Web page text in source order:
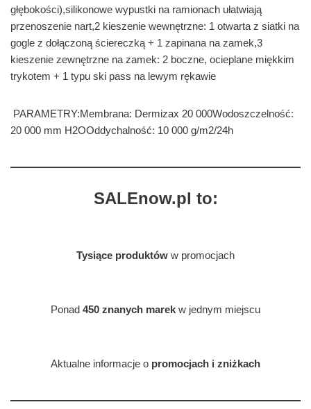
głębokości),silikonowe wypustki na ramionach ułatwiają
przenoszenie nart,2 kieszenie wewnętrzne: 1 otwarta z siatki na
gogle z dołączoną ściereczką + 1 zapinana na zamek,3
kieszenie zewnętrzne na zamek: 2 boczne, ocieplane miękkim
trykotem + 1 typu ski pass na lewym rękawie
PARAMETRY:Membrana: Dermizax 20 000Wodoszczelność:
20 000 mm H2OOddychalność: 10 000 g/m2/24h
SALEnow.pl to:
Tysiące produktów w promocjach
Ponad 450 znanych marek w jednym miejscu
Aktualne informacje o promocjach i zniżkach